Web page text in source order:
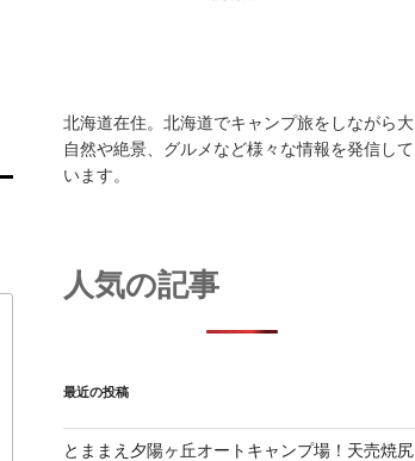
北海道在住。北海道でキャンプ旅をしながら大
自然や絶景、グルメなど様々な情報を発信して
います。
人気の記事
最近の投稿
とままえ夕陽ヶ丘オートキャンプ場！天売焼尻